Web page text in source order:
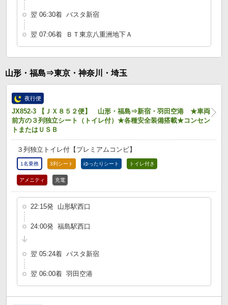
翌 06:30着 バスタ新宿
翌 07:06着 ＢＴ東京八重洲地下Ａ
山形・福島⇒東京・神奈川・埼玉
夜行便
JX852-3 【ＪＸ８５２便】 山形・福島⇒新宿・羽田空港 ★車両
前方の３列独立シート（トイレ付）★各種安全装備搭載★コンセン
トまたはＵＳＢ
３列独立トイレ付【プレミアムコンビ】
1名乗務 3列シート ゆったりシート トイレ付き
アメニティ 充電
22:15発 山形駅西口
24:00発 福島駅西口
翌 05:24着 バスタ新宿
翌 06:00着 羽田空港